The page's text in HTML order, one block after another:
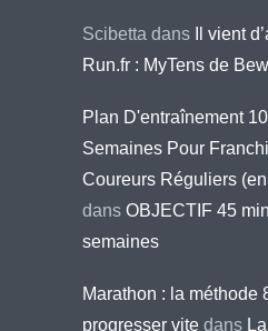
Scibetta dans
Il vient
Run.fr : MyTens de
Plan D'entraînement
Semaines Pour
Coureurs Réguliers
dans OBJECTIF 45
semaines
Marathon : la méthode
progresser vite dans